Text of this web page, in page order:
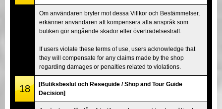
Om användaren bryter mot dessa Villkor och Bestämmelser,
erkänner användaren att kompensera alla anspråk som
butiken gör angående skador eller överträdelsestraff.
If users violate these terms of use, users acknowledge that
they will compensate for any claims made by the shop
regarding damages or penalties related to violations.
18
[Butiksbeslut och Reseguide / Shop and Tour Guide
Decision]